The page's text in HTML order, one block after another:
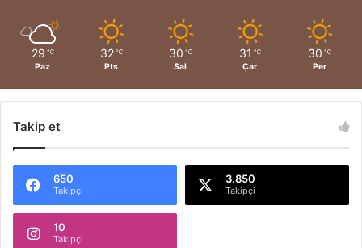
29 ℃
Paz
32 ℃
Pts
30 ℃
Sal
31 ℃
Çar
30 ℃
Per
Takip et
650
Takipçi
3.850
Takipçi
10
Takipçi